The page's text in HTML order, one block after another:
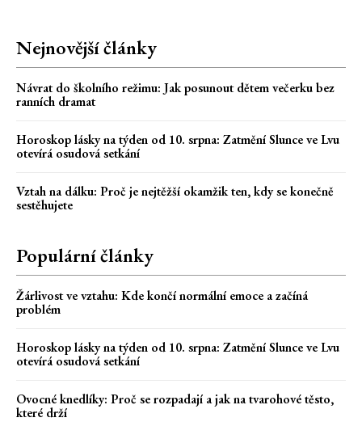
Nejnovější články
Návrat do školního režimu: Jak posunout dětem večerku bez
ranních dramat
Horoskop lásky na týden od 10. srpna: Zatmění Slunce ve Lvu
otevírá osudová setkání
Vztah na dálku: Proč je nejtěžší okamžik ten, kdy se konečně
sestěhujete
Populární články
Žárlivost ve vztahu: Kde končí normální emoce a začíná
problém
Horoskop lásky na týden od 10. srpna: Zatmění Slunce ve Lvu
otevírá osudová setkání
Ovocné knedlíky: Proč se rozpadají a jak na tvarohové těsto,
které drží